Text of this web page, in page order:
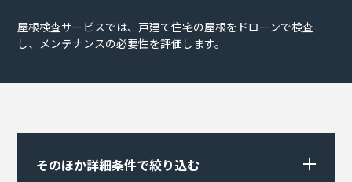
屋根検査サービスでは、戸建て住宅の屋根をドローンで検査
し、メンテナンスの必要性を評価します。
そのほか詳細条件で絞り込む